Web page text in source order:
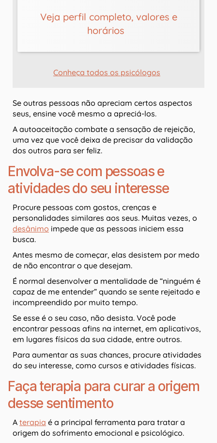
Veja perfil completo, valores e
horários
Conheça todos os psicólogos
Se outras pessoas não apreciam certos aspectos
seus, ensine você mesmo a apreciá-los.
A autoaceitação combate a sensação de rejeição,
uma vez que você deixa de precisar da validação
dos outros para ser feliz.
Envolva-se com pessoas e
atividades do seu interesse
Procure pessoas com gostos, crenças e
personalidades similares aos seus. Muitas vezes, o
desânimo impede que as pessoas iniciem essa
busca.
Antes mesmo de começar, elas desistem por medo
de não encontrar o que desejam.
É normal desenvolver a mentalidade de “ninguém é
capaz de me entender” quando se sente rejeitado e
incompreendido por muito tempo.
Se esse é o seu caso, não desista. Você pode
encontrar pessoas afins na internet, em aplicativos,
em lugares físicos da sua cidade, entre outros.
Para aumentar as suas chances, procure atividades
do seu interesse, como cursos e atividades físicas.
Faça terapia para curar a origem
desse sentimento
A terapia é a principal ferramenta para tratar a
origem do sofrimento emocional e psicológico.